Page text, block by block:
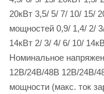
20кВт 3,5/ 5/ 7/ 10/ 15/
мощностей 0,9/ 1,4/ 2/
14кВт 2/ 3/ 4/ 6/ 10/
Номинальное
12В/24В/48В 12В/24В/
мощности (макс. ток